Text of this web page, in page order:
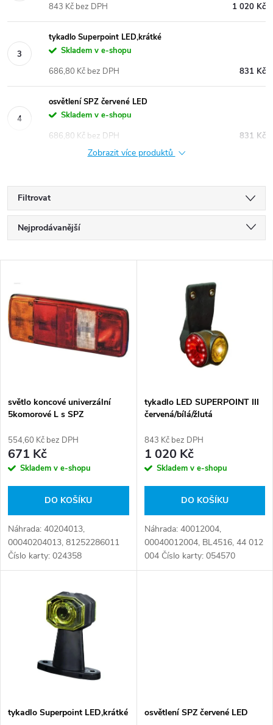
1 020 Kč
843 Kč bez DPH
tykadlo Superpoint LED,krátké
Skladem v e-shopu
831 Kč
686,80 Kč bez DPH
osvětlení SPZ červené LED
Skladem v e-shopu
831 Kč
686,80 Kč bez DPH
Zobrazit více produktů
Filtrovat
Ř
a
z
e
n
p
r
o
u
k
Nejprodávanější
Abecedně
ý
p
s
p
r
o
d
u
k
světlo koncové univerzální
5komorové L s SPZ
554,60 Kč bez DPH
671 Kč
Skladem v e-shopu
DO KOŠÍKU
Náhrada: 40204013,
00040204013, 81252286011
Číslo karty: 024358
tykadlo LED SUPERPOINT III
červená/bílá/žlutá
843 Kč bez DPH
1 020 Kč
Skladem v e-shopu
DO KOŠÍKU
Náhrada: 40012004,
00040012004, BL4516, 44 012
004 Číslo karty: 054570
tykadlo Superpoint LED,krátké osvětlení SPZ červené LED